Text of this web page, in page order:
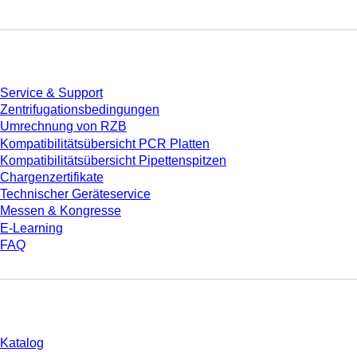
Service & Support
Zentrifugationsbedingungen
Umrechnung von RZB
Kompatibilitätsübersicht PCR Platten
Kompatibilitätsübersicht Pipettenspitzen
Chargenzertifikate
Technischer Geräteservice
Messen & Kongresse
E-Learning
FAQ
Katalog